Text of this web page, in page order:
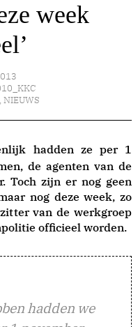
week
, NIEUWS
hadden ze per 1
de agenten van de
Toch zijn er nog geen
nog deze week, zo
van de werkgroep
officieel worden.
hadden we